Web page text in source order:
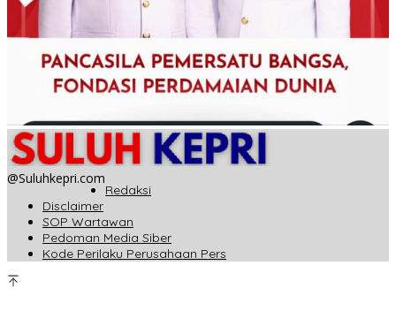
@Suluhkepri.com
Redaksi
Disclaimer
SOP Wartawan
Pedoman Media Siber
Kode Perilaku Perusahaan Pers